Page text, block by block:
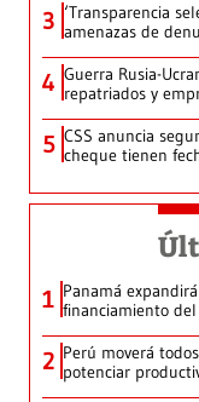
3 ‘Transparencia
amenazas de
4 Guerra Rusia-
repatriados y
5 CSS anuncia
cheque tienen
1 Panamá
financiamiento
2 Perú moverá
potenciar